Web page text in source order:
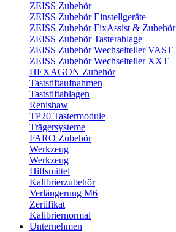
ZEISS Zubehör
ZEISS Zubehör Einstellgeräte
ZEISS Zubehör FixAssist & Zubehör
ZEISS Zubehör Tasterablage
ZEISS Zubehör Wechselteller VAST
ZEISS Zubehör Wechselteller XXT
HEXAGON Zubehör
Taststiftaufnahmen
Taststiftablagen
Renishaw
TP20 Tastermodule
Trägersysteme
FARO Zubehör
Werkzeug
Werkzeug
Hilfsmittel
Kalibrierzubehör
Verlängerung M6
Zertifikat
Kalibriernormal
Unternehmen